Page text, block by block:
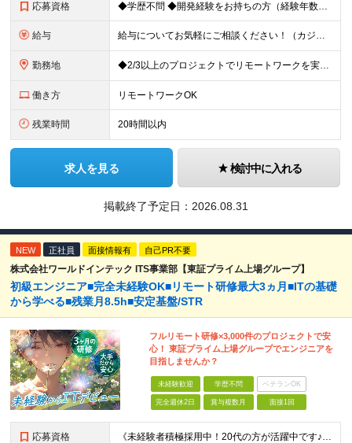
応募資格 ◆学歴不問 ◆開発経験をお持ちの方（経験年数不問） ＜こんな方は大歓迎！＞ ◎今の収入をもっと増やしたい ◎もっと上流の案件で活躍したい ◎将来のキャリアにつながる案件に携わりたい ◎自分のやりたい
給与 給与についてお気軽にご相談ください！（カジュアル面談可能） 月給35万円～＋各種手当＋賞与2回 ※固定残業代は、時間外労働の有無に関わらず40時間分を87,500円～支給 ※超過分は別途支給 ※試用
勤務地 ◆2/3以上のプロジェクトでリモートワークを実施中！ ≪自社拠点≫ ・東京本社／東京都千代田区丸の内二丁目6番1号 丸の内パークビルディング6階 ・関西支社／⼤阪府⼤阪市中央区安⼟町2-3-13 ⼤
働き方 リモートワークOK
残業時間 20時間以内
求人を見る 検討中に入れる
掲載終了予定日： 2026.08.31
NEW 正社員 面接情報有 自己PR不要
株式会社ワールドインテック ITS事業部【東証プライム上場グループ】
初級エンジニア■完全未経験OK■リモート研修最大3ヵ月■ITの基礎
から学べる■残業月8.5h■安定基盤/STR
フルリモート研修×3,000件のプロジェクトで安
心！ 東証プライム上場グループでエンジニアを
目指しませんか？
未経験歓迎 学歴不問 ベテランOK
完全週休2日 賞与複数月 面接1回
応募資格 《未経験者積極採用中！20代の方が活躍中です♪》 ◎約4割が実務未経験入社！ ■学歴・職歴は一切問いません！ ■第二新卒の方もお気軽にご相談ください♪ ■入社してから数年は、転勤の可能性があります